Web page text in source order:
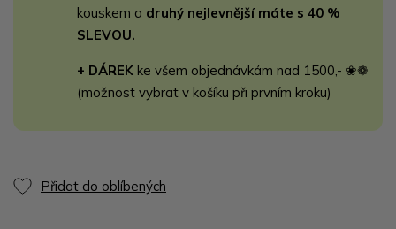
kouskem a druhý nejlevnější máte s 40 %
SLEVOU.
+ DÁREK ke všem objednávkám nad 1500,- ❀❁
(možnost vybrat v košíku při prvním kroku)
Přidat do oblíbených